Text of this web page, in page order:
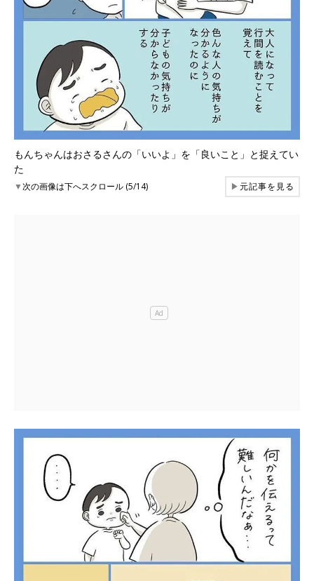
もんちゃんはおさるさんの「いいよ」を「良いこと」と捉えてい
た
▼次の画像は下へスクロール (5/14) ▶元記事を見る